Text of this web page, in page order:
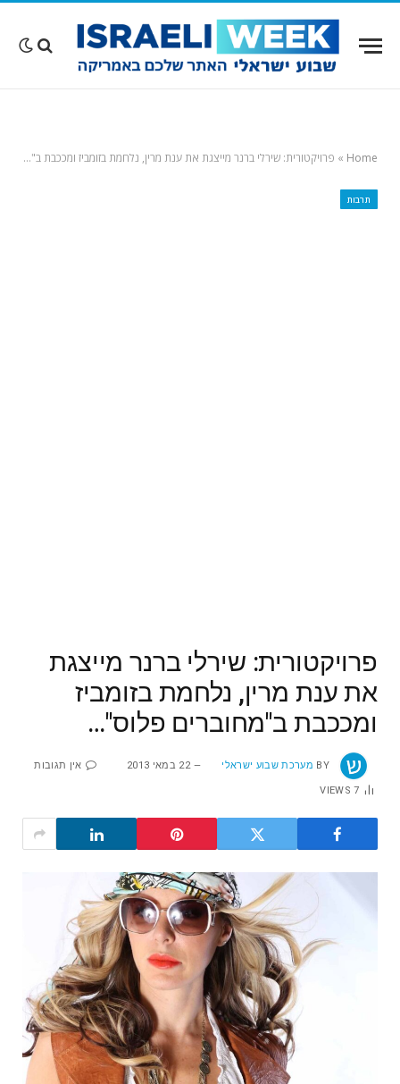
Home
» פרויקטורית: שירלי ברנר מייצגת את ענת מרין, נלחמת בזומביז ומככבת ב"מחוברים פלוס"…
תרבות
פרויקטורית: שירלי ברנר מייצגת
את ענת מרין, נלחמת בזומביז
ומככבת ב"מחוברים פלוס"…
BY מערכת שבוע ישראלי 22 במאי 2013 אין תגובות
7
VIEWS